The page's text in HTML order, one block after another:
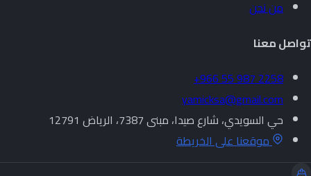
من نحن
تواصل معنا
+966 55 987 2258
yamicksa@gmail.com
حي السويدي، شارع صيدا، مبنى 7387، الرياض 12791
موقعنا على الخريطة